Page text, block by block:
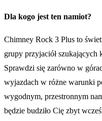
Dla kogo jest ten namiot?
Chimney Rock 3 Plus to
grupy przyjaciół
Sprawdzi się zarówno w
wyjazdach w różne warunki
wygodnym, przestronnym
będzie budziło Cię zbyt